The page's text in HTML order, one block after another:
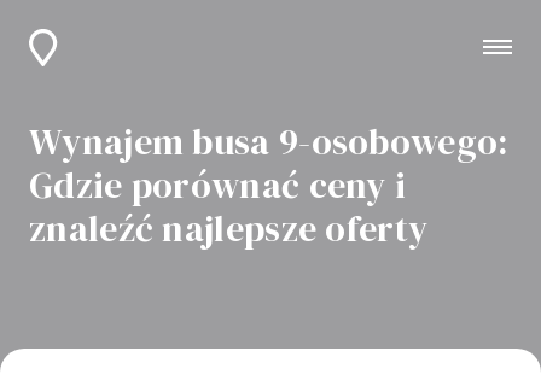
Wynajem busa 9-osobowego:
Gdzie porównać ceny i
znaleźć najlepsze oferty